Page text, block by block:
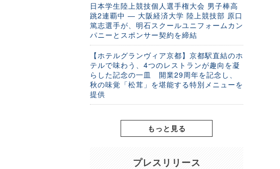
日本学生陸上競技個人選手権大会 男子棒高
跳2連覇中 ― 大阪経済大学 陸上競技部 原口
篤志選手が、明石スクールユニフォームカン
パニーとスポンサー契約を締結
【ホテルグランヴィア京都】京都駅直結のホ
テルで味わう、4つのレストランが趣向を凝
らした記念の一皿 開業29周年を記念し、
秋の味覚「松茸」を堪能する特別メニューを
提供
もっと見る
プレスリリース